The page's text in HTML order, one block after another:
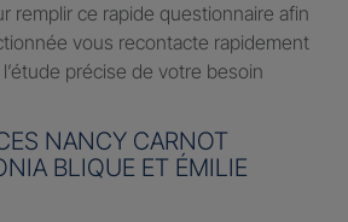
remplir ce rapide questionnaire afin
vous recontacte rapidement
précise de votre besoin
NANCY CARNOT
BLIQUE ET ÉMILIE